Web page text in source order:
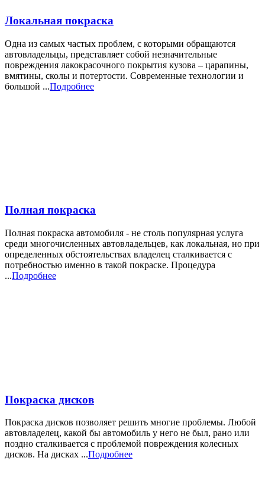
Локальная покраска
Одна из самых частых проблем, с которыми обращаются
автовладельцы, представляет собой незначительные
повреждения лакокрасочного покрытия кузова – царапины,
вмятины, сколы и потертости. Современные технологии и
большой ...Подробнее
Полная покраска
Полная покраска автомобиля - не столь популярная услуга
среди многочисленных автовладельцев, как локальная, но при
определенных обстоятельствах владелец сталкивается с
потребностью именно в такой покраске. Процедура
...Подробнее
Покраска дисков
Покраска дисков позволяет решить многие проблемы. Любой
автовладелец, какой бы автомобиль у него не был, рано или
поздно сталкивается с проблемой повреждения колесных
дисков. На дисках ...Подробнее